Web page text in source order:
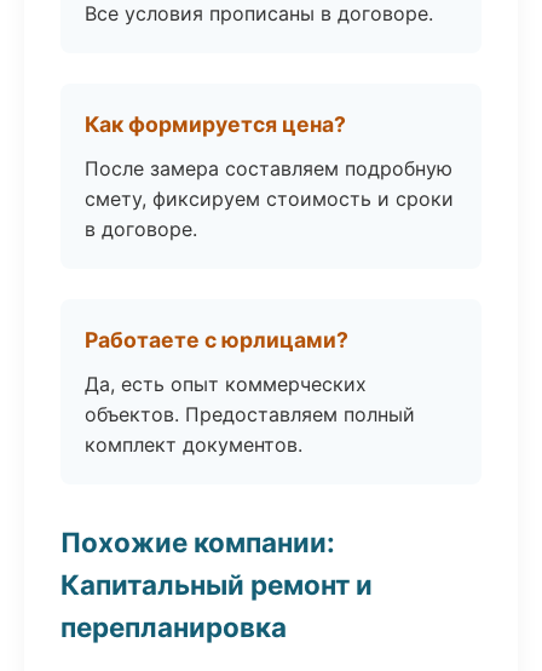
Все условия прописаны в договоре.
Как формируется цена?
После замера составляем подробную
смету, фиксируем стоимость и сроки
в договоре.
Работаете с юрлицами?
Да, есть опыт коммерческих
объектов. Предоставляем полный
комплект документов.
Похожие компании:
Капитальный ремонт и
перепланировка